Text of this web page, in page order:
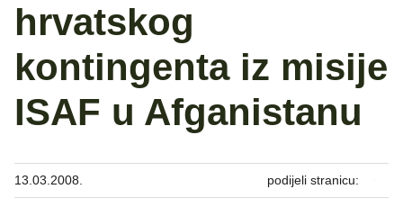
hrvatskog
kontingenta iz misije
ISAF u Afganistanu
13.03.2008. podijeli stranicu: